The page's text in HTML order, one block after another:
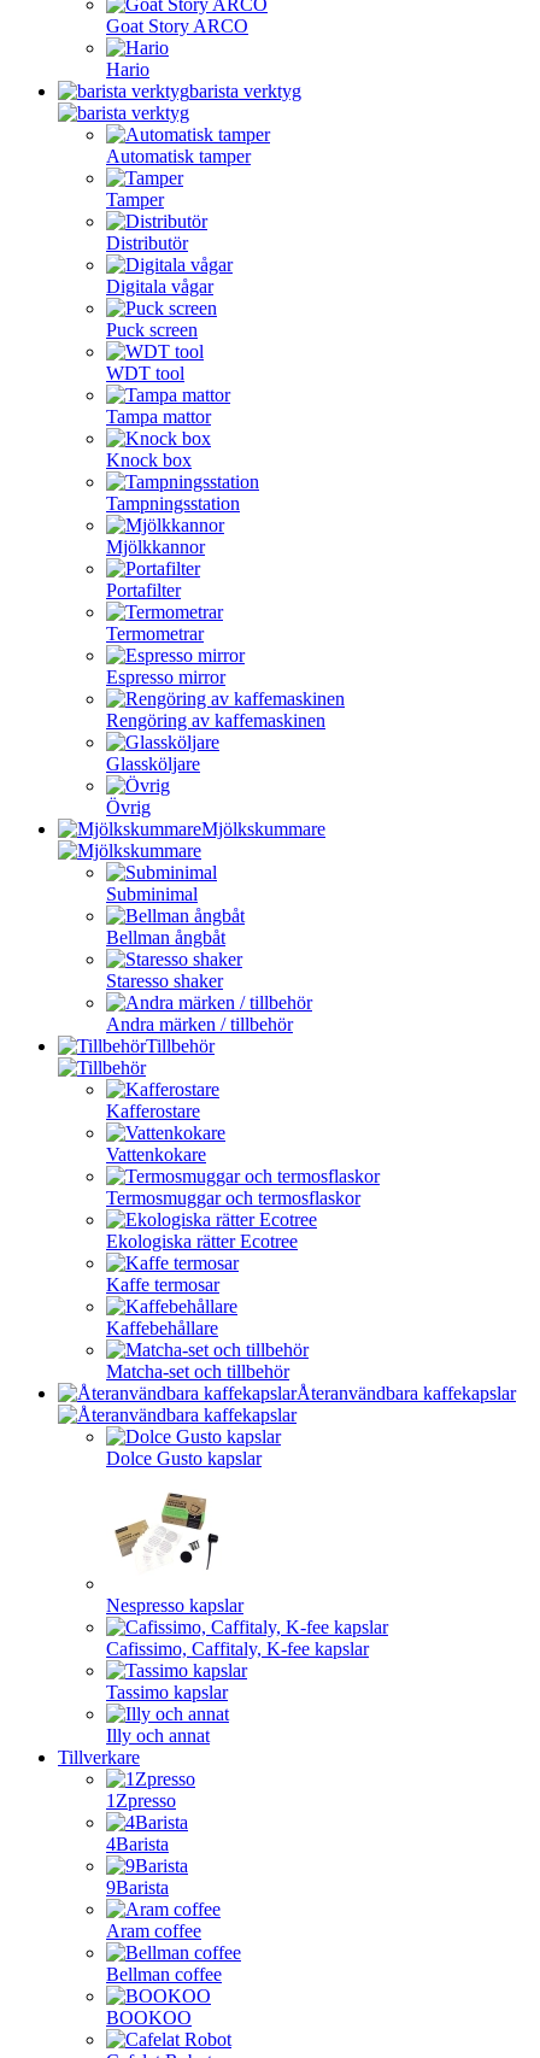
Goat Story ARCO
Hario
barista verktyg
Automatisk tamper
Tamper
Distributör
Digitala vågar
Puck screen
WDT tool
Tampa mattor
Knock box
Tampningsstation
Mjölkkannor
Portafilter
Termometrar
Espresso mirror
Rengöring av kaffemaskinen
Glassköljare
Övrig
Mjölkskummare
Subminimal
Bellman ångbåt
Staresso shaker
Andra märken / tillbehör
Tillbehör
Kafferostare
Vattenkokare
Termosmuggar och termosflaskor
Ekologiska rätter Ecotree
Kaffe termosar
Kaffebehållare
Matcha-set och tillbehör
Återanvändbara kaffekapslar
Dolce Gusto kapslar
Nespresso kapslar
Cafissimo, Caffitaly, K-fee kapslar
Tassimo kapslar
Illy och annat
Tillverkare
1Zpresso
4Barista
9Barista
Aram coffee
Bellman coffee
BOOKOO